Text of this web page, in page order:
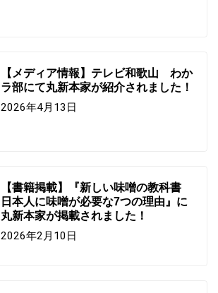
【メディア情報】テレビ和歌山 わか
ラ部にて丸新本家が紹介されました！
2026年4月13日
【書籍掲載】『新しい味噌の教科書
日本人に味噌が必要な7つの理由』に
丸新本家が掲載されました！
2026年2月10日